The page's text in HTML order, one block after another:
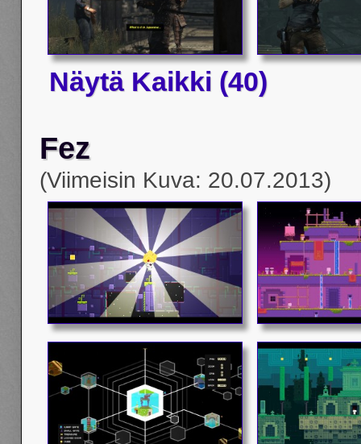
Näytä Kaikki (40)
Fez
(Viimeisin Kuva: 20.07.2013)